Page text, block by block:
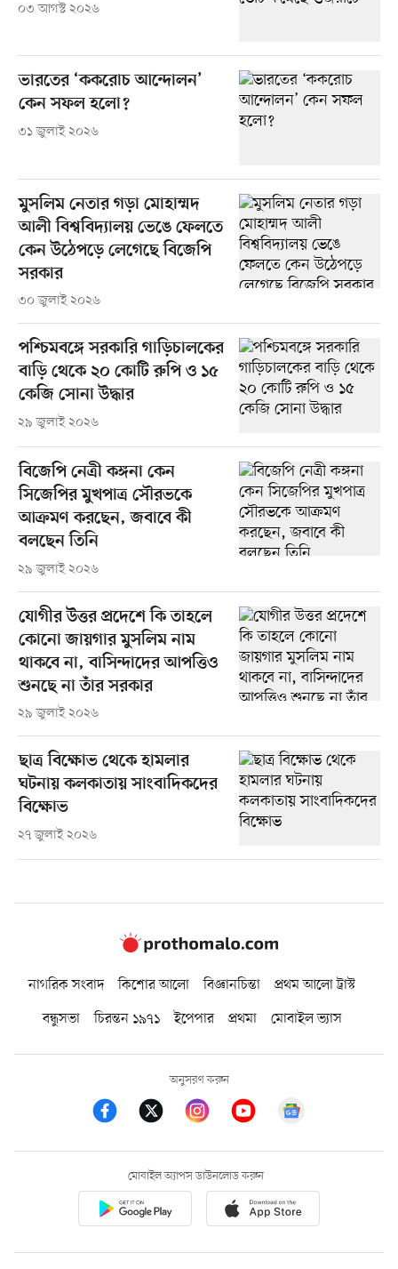
০৩ আগস্ট ২০২৬
ভারতের ‘ককরোচ আন্দোলন’
কেন সফল হলো?
৩১ জুলাই ২০২৬
মুসলিম নেতার গড়া মোহাম্মদ
আলী বিশ্ববিদ্যালয় ভেঙে ফেলতে
কেন উঠেপড়ে লেগেছে বিজেপি
সরকার
৩০ জুলাই ২০২৬
পশ্চিমবঙ্গে সরকারি গাড়িচালকের
বাড়ি থেকে ২০ কোটি রুপি ও ১৫
কেজি সোনা উদ্ধার
২৯ জুলাই ২০২৬
বিজেপি নেত্রী কঙ্গনা কেন
সিজেপির মুখপাত্র সৌরভকে
আক্রমণ করছেন, জবাবে কী
বলছেন তিনি
২৯ জুলাই ২০২৬
যোগীর উত্তর প্রদেশে কি তাহলে
কোনো জায়গার মুসলিম নাম
থাকবে না, বাসিন্দাদের আপত্তিও
শুনছে না তাঁর সরকার
২৯ জুলাই ২০২৬
ছাত্র বিক্ষোভ থেকে হামলার
ঘটনায় কলকাতায় সাংবাদিকদের
বিক্ষোভ
২৭ জুলাই ২০২৬
নাগরিক সংবাদ কিশোর আলো বিজ্ঞানচিন্তা
প্রথম আলো ট্রাস্ট
বন্ধুসভা
চিরন্তন ১৯৭১ ইপেপার প্রথমা মোবাইল ভ্যাস
অনুসরণ করুন
মোবাইল অ্যাপস ডাউনলোড করুন